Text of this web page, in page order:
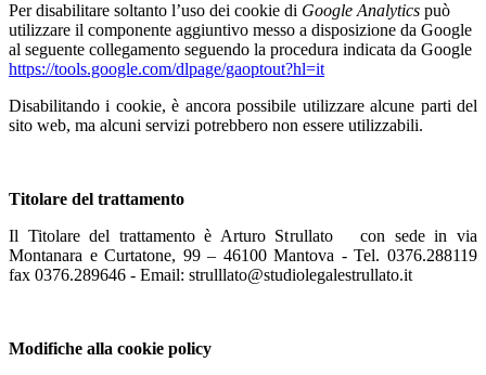
Per disabilitare soltanto l’uso dei cookie di Google Analytics può
utilizzare il componente aggiuntivo messo a disposizione da Google
al seguente collegamento seguendo la procedura indicata da Google
https://tools.google.com/dlpage/gaoptout?hl=it
Disabilitando i cookie, è ancora possibile utilizzare alcune parti del
sito web, ma alcuni servizi potrebbero non essere utilizzabili.
Titolare del trattamento
Il Titolare del trattamento è Arturo Strullato con sede in via
Montanara e Curtatone, 99 – 46100 Mantova - Tel. 0376.288119
fax 0376.289646 - Email: strulllato@studiolegalestrullato.it
Modifiche alla cookie policy